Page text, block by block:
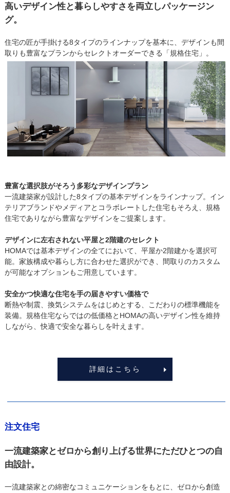
高いデザイン性と暮らしやすさを両立しパッケージン
グ。
住宅の匠が手掛ける8タイプのラインナップを基本に、デザインも間
取りも豊富なプランからセレクトオーダーできる「規格住宅」。
豊富な選択肢がそろう多彩なデザインプラン
一流建築家が設計した8タイプの基本デザインをラインナップ。イン
テリアブランドやメディアとコラボレートした住宅もそろえ、規格
住宅でありながら豊富なデザインをご提案します。
デザインに左右されない平屋と2階建のセレクト
HOMAでは基本デザインの全てにおいて、平屋か2階建かを選択可
能。家族構成や暮らし方に合わせた選択ができ、間取りのカスタム
が可能なオプションもご用意しています。
安全かつ快適な住宅を手の届きやすい価格で
断熱や制震、換気システムをはじめとする、こだわりの標準機能を
装備。規格住宅ならではの低価格とHOMAの高いデザイン性を維持
しながら、快適で安全な暮らしを叶えます。
詳細はこちら
注文住宅
一流建築家とゼロから創り上げる世界にただひとつの自
由設計。
一流建築家との綿密なコミュニケーションをもとに、ゼロから創造